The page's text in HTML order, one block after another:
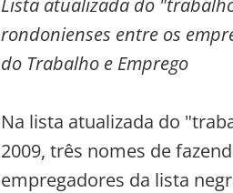
Lista atualizada do
rondonienses entre os
do Trabalho e Emprego
Na lista atualizada do
2009, três nomes de
empregadores da lista